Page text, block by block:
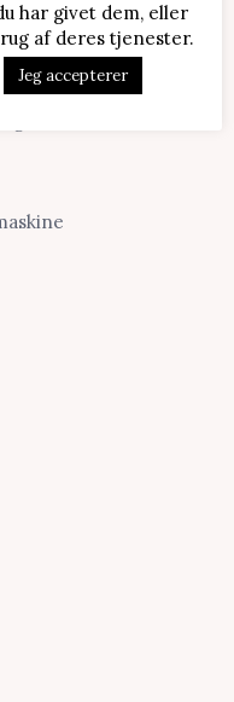
med kirsebær
har givet dem, eller
af deres tjenester.
Jeg accepterer